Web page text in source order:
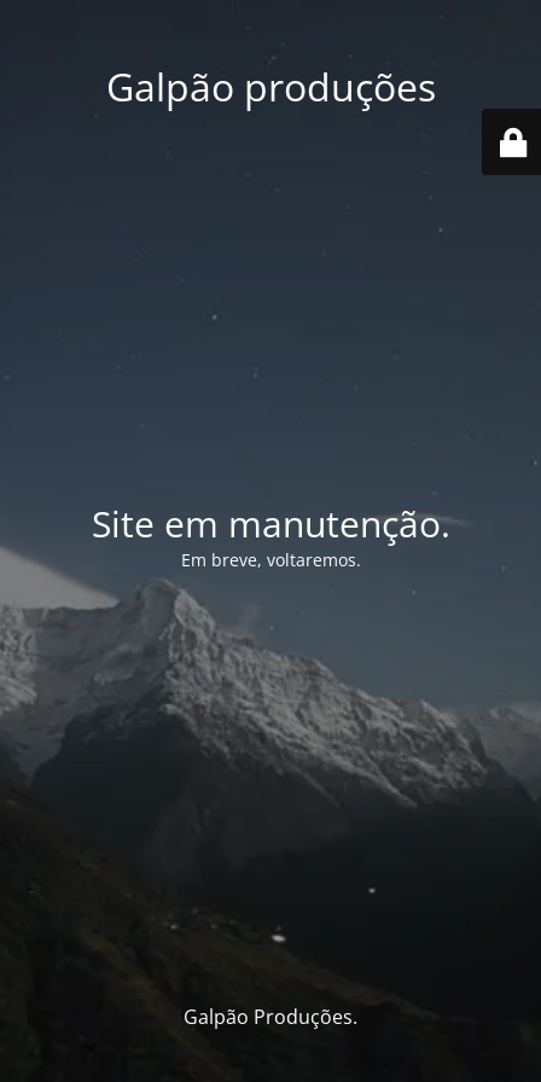
Galpão produções
Site em manutenção.
Em breve, voltaremos.
Galpão Produções.